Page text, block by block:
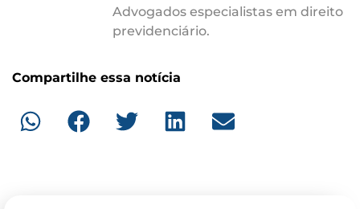
Advogados especialistas em direito
previdenciário.
Compartilhe essa notícia